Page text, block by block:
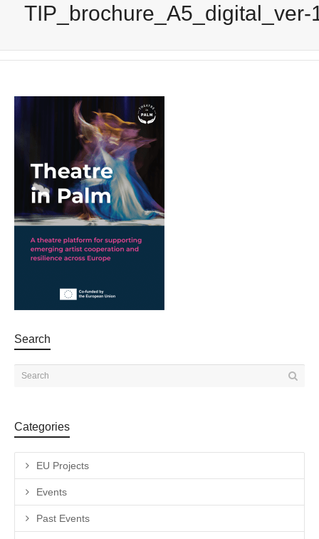
TIP_brochure_A5_digital_ver-
Search
Categories
EU Projects
Events
Past Events